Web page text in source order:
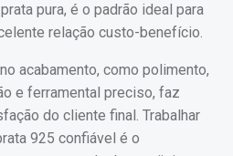
pura, é o padrão ideal para
relação custo-benefício.
acabamento, como polimento,
e ferramental preciso, faz
do cliente final. Trabalhar
925 confiável é o